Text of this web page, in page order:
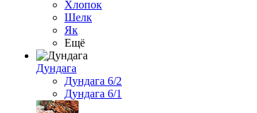
Хлопок
Шелк
Як
Ещё
Дундага
Дундага 6/2
Дундага 6/1